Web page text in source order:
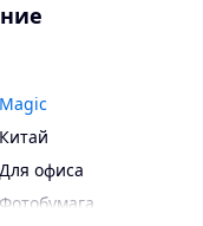
Magic
Китай
Для офиса
Фотобумага